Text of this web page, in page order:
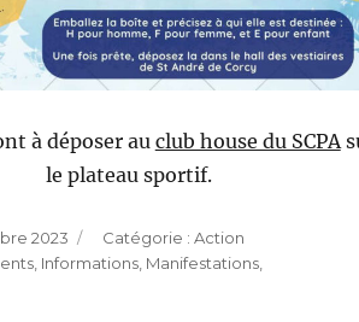
à déposer au club house du SCPA
le plateau sportif.
2023 Catégories
Action
, Informations, Manifestations,